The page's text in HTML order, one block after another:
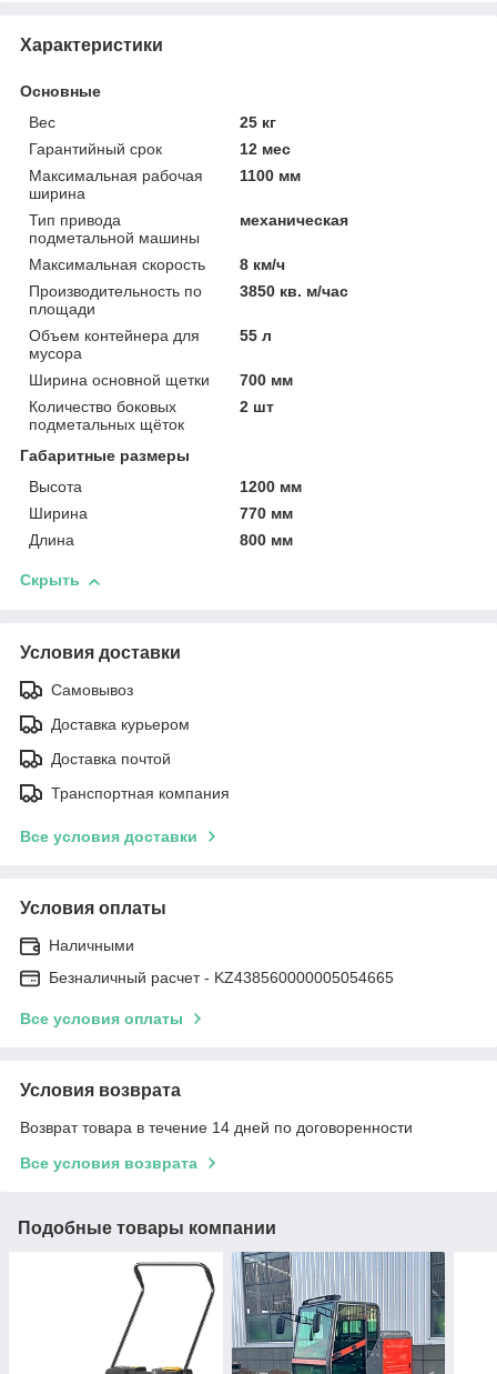
Характеристики
Основные
Вес
25 кг
Гарантийный срок
12 мес
Максимальная рабочая
ширина
1100 мм
Тип привода
подметальной машины
механическая
Максимальная скорость
8 км/ч
Производительность по
площади
3850 кв. м/час
Объем контейнера для
мусора
55 л
Ширина основной щетки
700 мм
Количество боковых
подметальных щёток
2 шт
Габаритные размеры
Высота
1200 мм
Ширина
770 мм
Длина
800 мм
Скрыть
Условия доставки
Самовывоз
Доставка курьером
Доставка почтой
Транспортная компания
Все условия доставки
Условия оплаты
Наличными
Безналичный расчет - KZ438560000005054665
Все условия оплаты
Условия возврата
Возврат товара в течение 14 дней по договоренности
Все условия возврата
Подобные товары компании